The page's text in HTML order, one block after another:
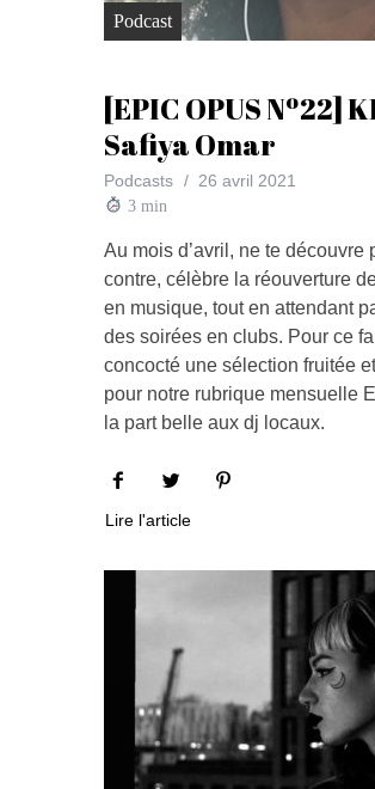
Podcast
[EPIC OPUS Nº22]
Safiya Omar
Podcasts 26 avril 2021
3 min
Au mois d’avril, ne te découvre
contre, célèbre la réouverture
en musique, tout en attendant
des soirées en clubs. Pour ce
concocté une sélection fruitée
pour notre rubrique mensuelle
la part belle aux dj locaux.
Lire l'article